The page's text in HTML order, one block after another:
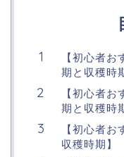
【初心者
期と収穫時
【初心者
期と収穫時
【初心者
収穫時期】